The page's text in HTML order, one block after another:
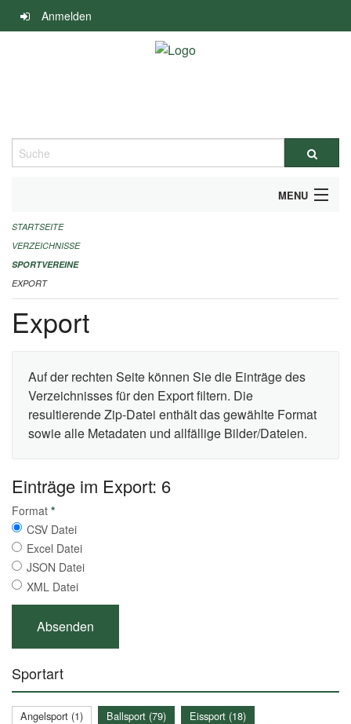
Navigation
überspringen
Anmelden
Suche
MENU
ALLGEMEINE INFORMATIONEN
FINANZIELLE UNTERSTÜTZUNG BENÖTIGT?
KONTAKT
STARTSEITE
VERZEICHNISSE
SPORTVEREINE
EXPORT
Export
Auf der rechten Seite können Sie die Einträge des
Verzeichnisses für den Export filtern. Die
resultierende Zip-Datei enthält das gewählte Format
sowie alle Metadaten und allfällige Bilder/Dateien.
Einträge im Export: 6
Format *
CSV Datei
Excel Datei
JSON Datei
XML Datei
Sportart
Angelsport (1) Ballsport (79)
Eissport (18)